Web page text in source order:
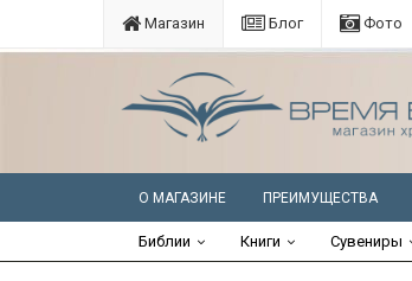
Магазин Блог Фото
О МАГАЗИНЕ ПРЕИМУЩЕСТВА
Библии Книги Сувениры